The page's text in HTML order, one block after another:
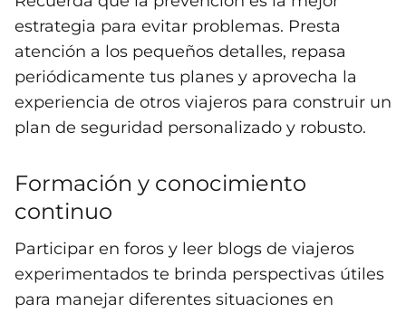
estrategia para evitar problemas. Presta
atención a los pequeños detalles, repasa
periódicamente tus planes y aprovecha la
experiencia de otros viajeros para construir un
plan de seguridad personalizado y robusto.
Formación y conocimiento
continuo
Participar en foros y leer blogs de viajeros
experimentados te brinda perspectivas útiles
para manejar diferentes situaciones en